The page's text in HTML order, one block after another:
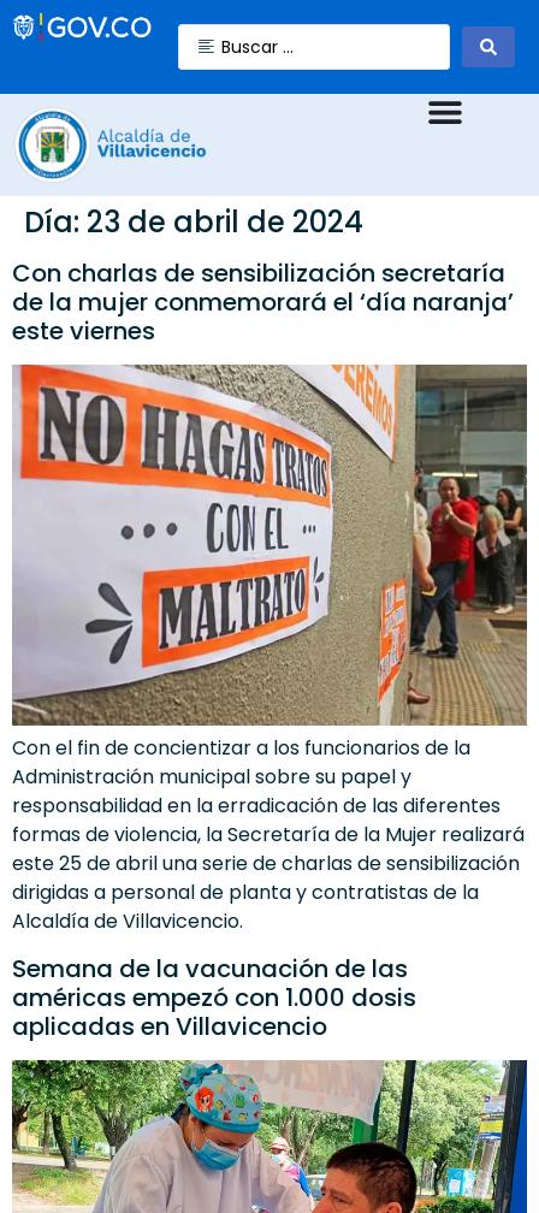
Día: 23 de abril de 2024
Con charlas de sensibilización secretaría
de la mujer conmemorará el ‘día naranja’
este viernes
Con el fin de concientizar a los funcionarios de la
Administración municipal sobre su papel y
responsabilidad en la erradicación de las diferentes
formas de violencia, la Secretaría de la Mujer realizará
este 25 de abril una serie de charlas de sensibilización
dirigidas a personal de planta y contratistas de la
Alcaldía de Villavicencio.
Semana de la vacunación de las
américas empezó con 1.000 dosis
aplicadas en Villavicencio